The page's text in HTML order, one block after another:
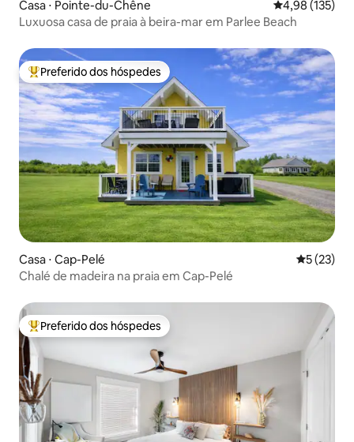
Casa ⋅ Pointe-du-Chêne 4,98 de uma
4,98 (135)
Luxuosa casa de praia à beira-mar em Parlee Beach
Entre os melhores preferidos dos hóspedes
Preferido dos hóspedes
Casa ⋅ Cap-Pelé 5 de uma
5 (23)
Chalé de madeira na praia em Cap-Pelé
Entre os melhores preferidos dos hóspedes
Preferido dos hóspedes